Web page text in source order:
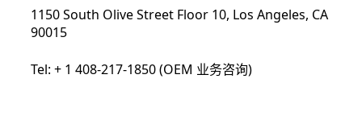
1150 South Olive Street Floor 10, Los Angeles, CA
90015
Tel: + 1 408-217-1850 (OEM 业务咨询)